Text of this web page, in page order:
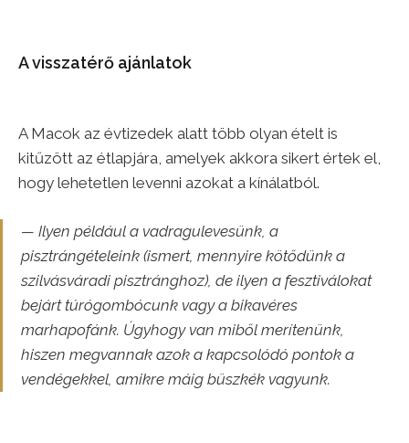
A visszatérő ajánlatok
A Macok az évtizedek alatt több olyan ételt is
kitűzött az étlapjára, amelyek akkora sikert értek el,
hogy lehetetlen levenni azokat a kínálatból.
— Ilyen például a vadragulevesünk, a
pisztrángételeink (ismert, mennyire kötődünk a
szilvásváradi pisztránghoz), de ilyen a fesztiválokat
bejárt túrógombócunk vagy a bikavéres
marhapofánk. Úgyhogy van miből merítenünk,
hiszen megvannak azok a kapcsolódó pontok a
vendégekkel, amikre máig büszkék vagyunk.